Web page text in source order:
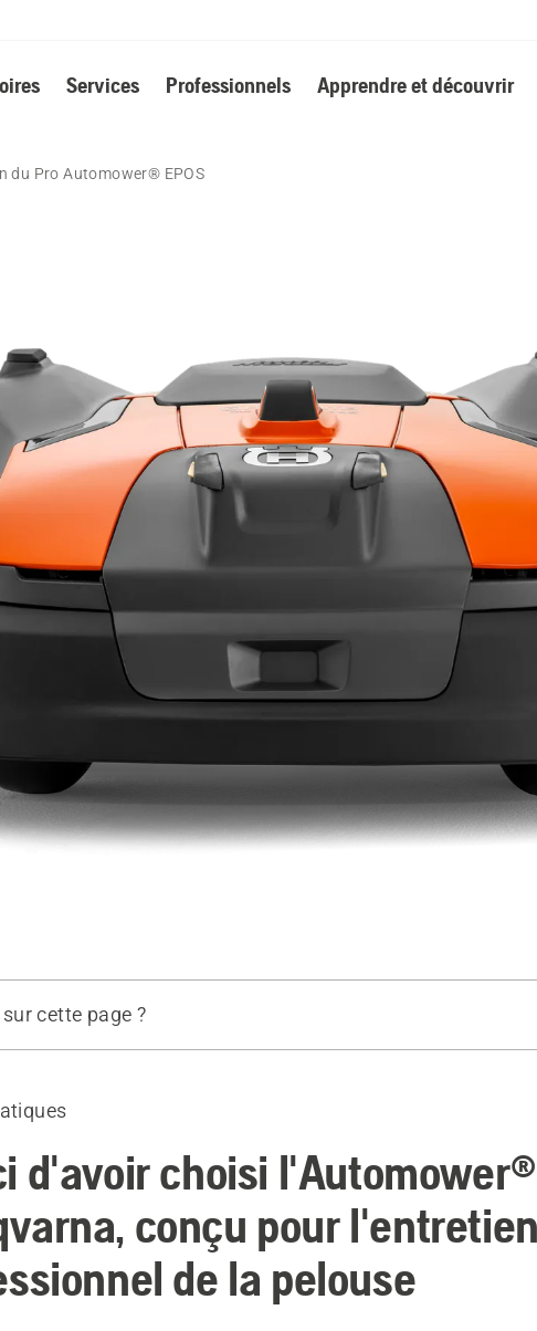
Services Professionnels Apprendre et découvrir
du Pro Automower® EPOS
cette page ?
et installation initiales
d'avoir choisi
conçu pour
de la pelouse